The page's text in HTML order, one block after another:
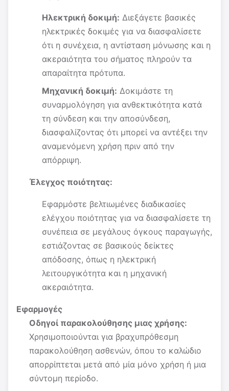
Ηλεκτρική δοκιμή: Διεξάγετε βασικές
ηλεκτρικές δοκιμές για να διασφαλίσετε
ότι η συνέχεια, η αντίσταση μόνωσης και η
ακεραιότητα του σήματος πληρούν τα
απαραίτητα πρότυπα.
Μηχανική δοκιμή: Δοκιμάστε τη
συναρμολόγηση για ανθεκτικότητα κατά
τη σύνδεση και την αποσύνδεση,
διασφαλίζοντας ότι μπορεί να αντέξει την
αναμενόμενη χρήση πριν από την
απόρριψη.
Έλεγχος ποιότητας:
Εφαρμόστε βελτιωμένες διαδικασίες
ελέγχου ποιότητας για να διασφαλίσετε τη
συνέπεια σε μεγάλους όγκους παραγωγής,
εστιάζοντας σε βασικούς δείκτες
απόδοσης, όπως η ηλεκτρική
λειτουργικότητα και η μηχανική
ακεραιότητα.
Εφαρμογές
Οδηγοί παρακολούθησης μιας χρήσης:
Χρησιμοποιούνται για βραχυπρόθεσμη
παρακολούθηση ασθενών, όπου το καλώδιο
απορρίπτεται μετά από μία μόνο χρήση ή μια
σύντομη περίοδο.